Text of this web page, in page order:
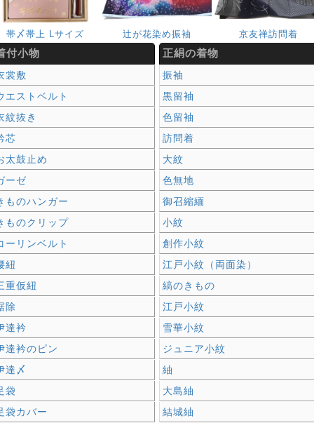
帯〆帯上 Lサイズ 辻が花染め振袖 京友禅訪問着
付小物
裳敷
エストベルト
紋抜き
芯
太鼓止め
ーゼ
ものハンガー
ものクリップ
ーリンベルト
紐
重仮紐
除
達衿
達衿のピン
達〆
袋
袋カバー
正絹の着物
振袖
黒留袖
色留袖
訪問着
大紋
色無地
御召縮緬
小紋
創作小紋
江戸小紋（両面染）
縞のきもの
江戸小紋
雪華小紋
ジュニア小紋
紬
大島紬
結城紬